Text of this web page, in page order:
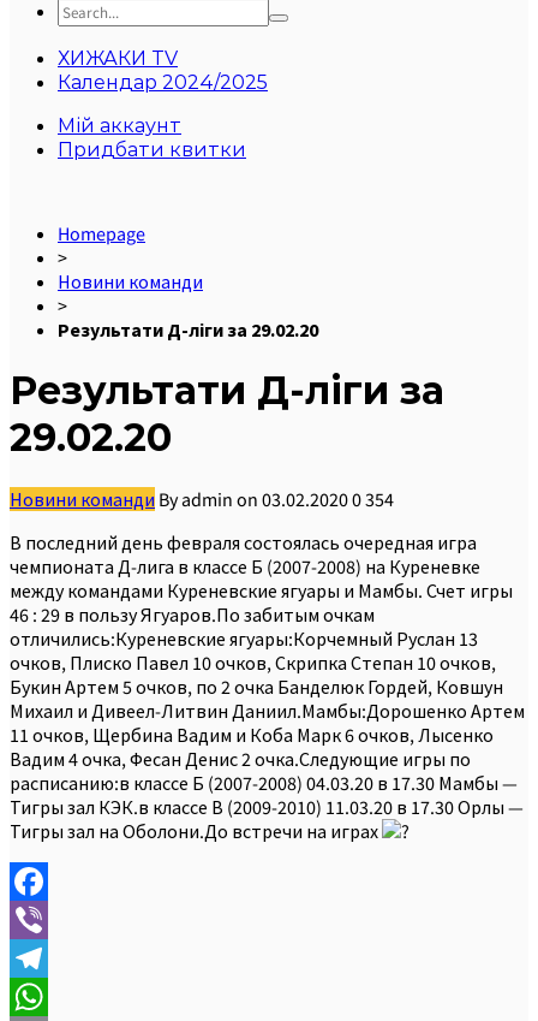
ХИЖАКИ TV
Календар 2024/2025
Мій аккаунт
Придбати квитки
Homepage
>
Новини команди
>
Результати Д-ліги за 29.02.20
Результати Д-ліги за
29.02.20
Новини команди Byadmin on 03.02.20200354
В последний день февраля состоялась очередная игра
чемпионата Д-лига в классе Б (2007-2008) на Куреневке
между командами Куреневские ягуары и Мамбы. Счет игры
46 : 29 в пользу Ягуаров.По забитым очкам
отличились:Куреневские ягуары:Корчемный Руслан 13
очков, Плиско Павел 10 очков, Скрипка Степан 10 очков,
Букин Артем 5 очков, по 2 очка Банделюк Гордей, Ковшун
Михаил и Дивеел-Литвин Даниил.Мамбы:Дорошенко Артем
11 очков, Щербина Вадим и Коба Марк 6 очков, Лысенко
Вадим 4 очка, Фесан Денис 2 очка.Следующие игры по
расписанию:в классе Б (2007-2008) 04.03.20 в 17.30 Мамбы —
Тигры зал КЭК.в классе В (2009-2010) 11.03.20 в 17.30 Орлы —
Тигры зал на Оболони.До встречи на играх
Facebook
Viber
Telegram